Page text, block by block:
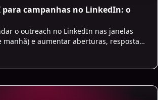
campanhas no LinkedIn: o
o outreach no LinkedIn nas janelas
manhã) e aumentar aberturas, respostas